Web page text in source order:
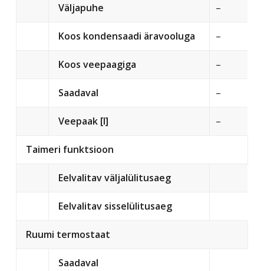
Väljapuhe –
Koos kondensaadi äravooluga –
Koos veepaagiga –
Saadaval –
Veepaak [l] –
Taimeri funktsioon
Eelvalitav väljalülitusaeg
Eelvalitav sisselülitusaeg
Ruumi termostaat
Saadaval